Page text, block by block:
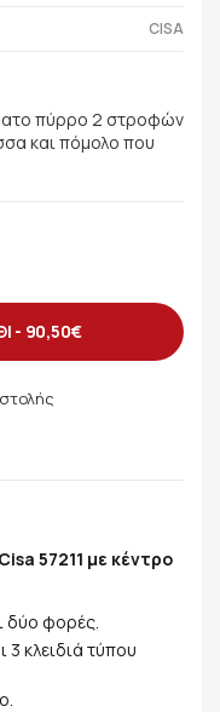
CISA
πύρρο 2 στροφών
και πόμολο που
- 90,50€
57211 με κέντρο
δύο φορές.
3 κλειδιά τύπου